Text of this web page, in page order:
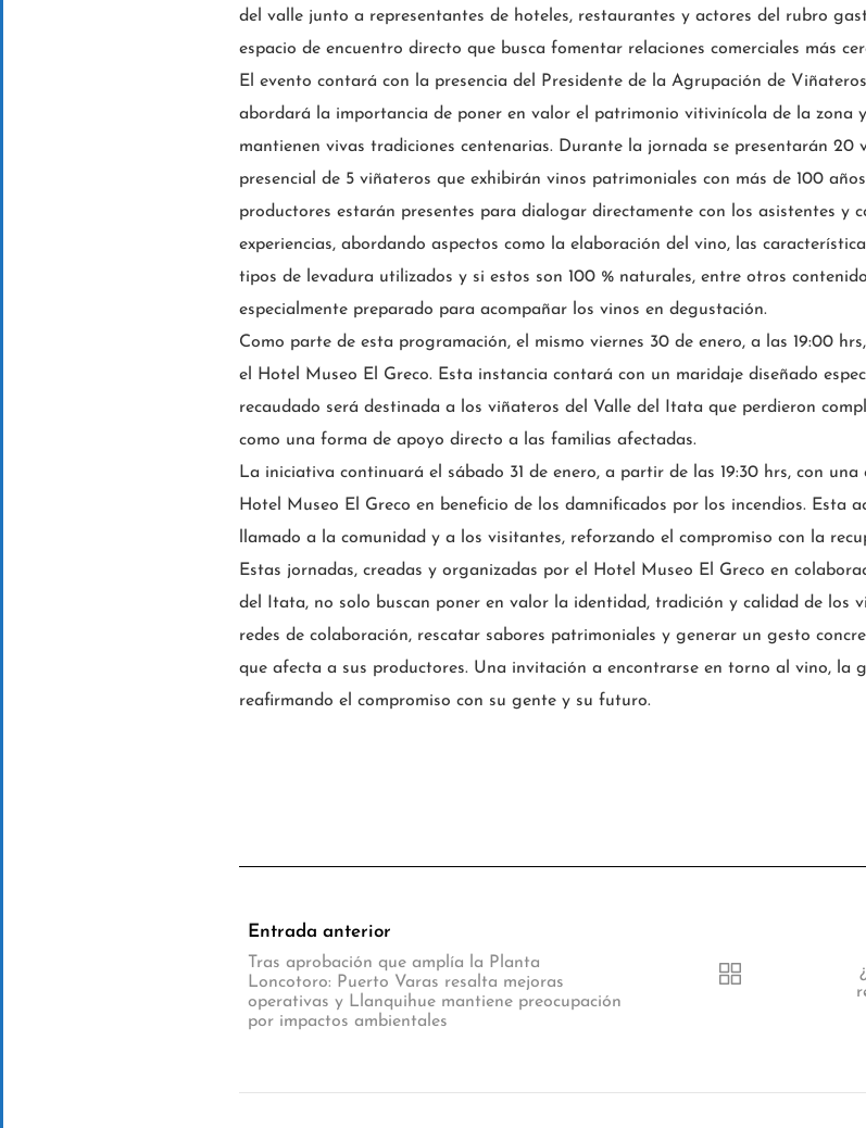
del valle junto a representantes de hoteles, restaurantes y actores del rubro
espacio de encuentro directo que busca fomentar relaciones comerciales más
El evento contará con la presencia del Presidente de la Agrupación de
abordará la importancia de poner en valor el patrimonio vitivinícola de la zona
mantienen vivas tradiciones centenarias. Durante la jornada se presentarán 20
presencial de 5 viñateros que exhibirán vinos patrimoniales con más de 100
productores estarán presentes para dialogar directamente con los asistentes y
experiencias, abordando aspectos como la elaboración del vino, las
tipos de levadura utilizados y si estos son 100 % naturales, entre otros
especialmente preparado para acompañar los vinos en degustación.
Como parte de esta programación, el mismo viernes 30 de enero, a las 19:00
el Hotel Museo El Greco. Esta instancia contará con un maridaje diseñado
recaudado será destinada a los viñateros del Valle del Itata que perdieron
como una forma de apoyo directo a las familias afectadas.
La iniciativa continuará el sábado 31 de enero, a partir de las 19:30 hrs, con
Hotel Museo El Greco en beneficio de los damnificados por los incendios. Esta
llamado a la comunidad y a los visitantes, reforzando el compromiso con la
Estas jornadas, creadas y organizadas por el Hotel Museo El Greco en
del Itata, no solo buscan poner en valor la identidad, tradición y calidad de los
redes de colaboración, rescatar sabores patrimoniales y generar un gesto
que afecta a sus productores. Una invitación a encontrarse en torno al vino, la
reafirmando el compromiso con su gente y su futuro.
Entrada anterior
Tras aprobación que amplía la Planta
Loncotoro: Puerto Varas resalta mejoras
operativas y Llanquihue mantiene preocupación
por impactos ambientales